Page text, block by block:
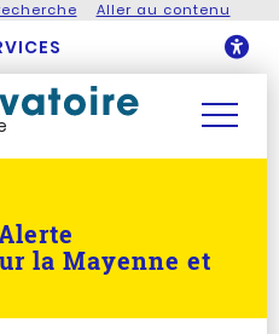
Aller au contenu
la Mayenne et